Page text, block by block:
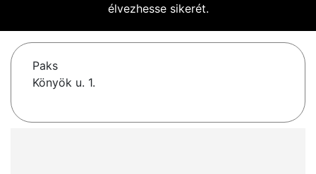
élvezhesse sikerét.
Paks
Könyök u. 1.